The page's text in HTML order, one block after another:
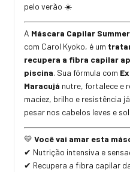
pelo verão ☀️
A Máscara Capilar
com Carol Kyoko, é um
recupera a fibra capilar
piscina. Sua fórmula com
Maracujá nutre, fortalece e
maciez, brilho e resistência
pesar nos cabelos leves e
💛 Você vai amar esta
✔ Nutrição intensiva e sensa
✔ Recupera a fibra capilar